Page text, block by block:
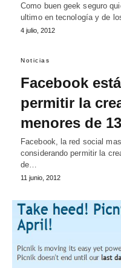
Como buen geek seguro
ultimo en tecnología y de
4 julio, 2012
Noticias
Facebook
permitir la
menores de
Facebook, la red social
considerando permitir la
de…
11 junio, 2012